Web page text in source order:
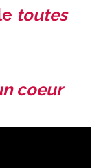
toutes
coeur